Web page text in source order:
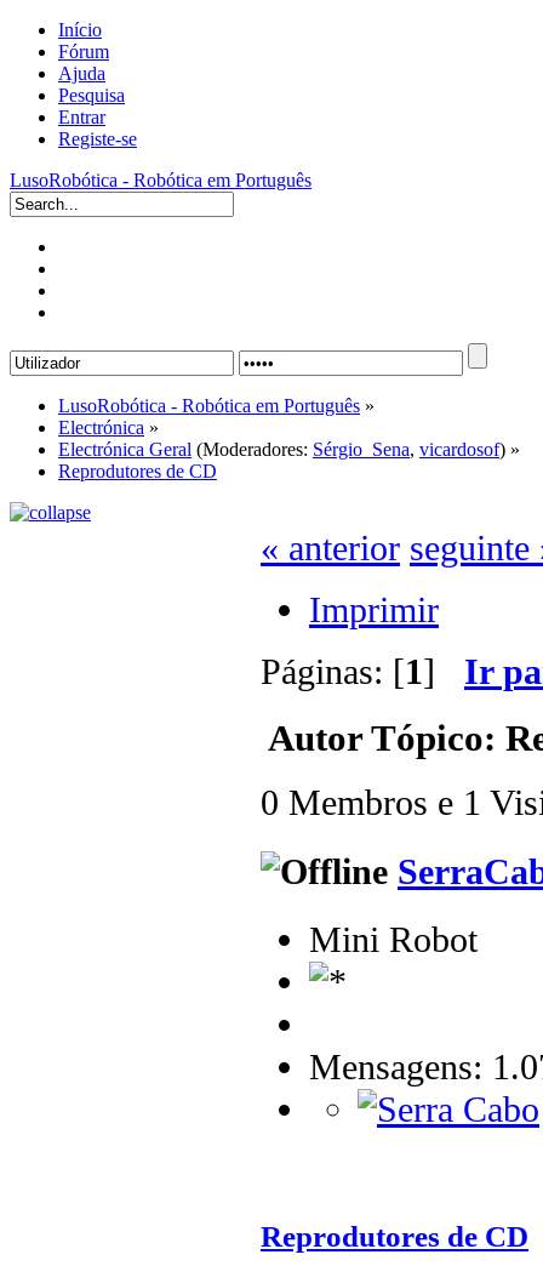
Início
Fórum
Ajuda
Pesquisa
Entrar
Registe-se
LusoRobótica - Robótica em Português
LusoRobótica - Robótica em Português »
Electrónica »
Electrónica Geral (Moderadores: Sérgio_Sena, vicardosof) »
Reprodutores de CD
« anterior seguinte
Imprimir
Páginas: [1] Ir
AutorTópico:
0 Membros e 1
Mini Robot
Mensagens:
Reprodutores de CD